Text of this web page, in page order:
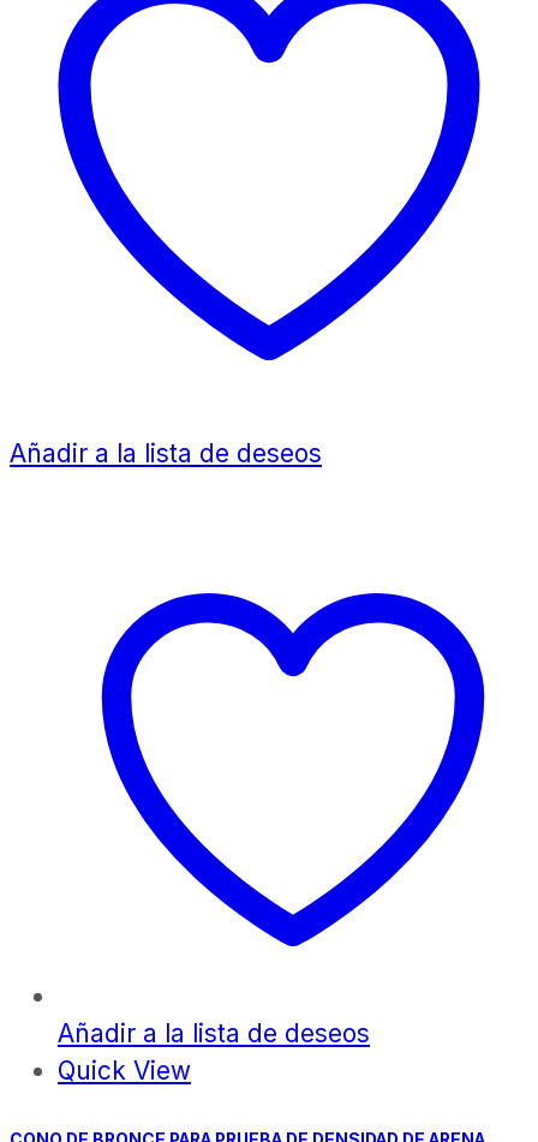
Añadir a la lista de deseos
Añadir a la lista de deseos
Quick View